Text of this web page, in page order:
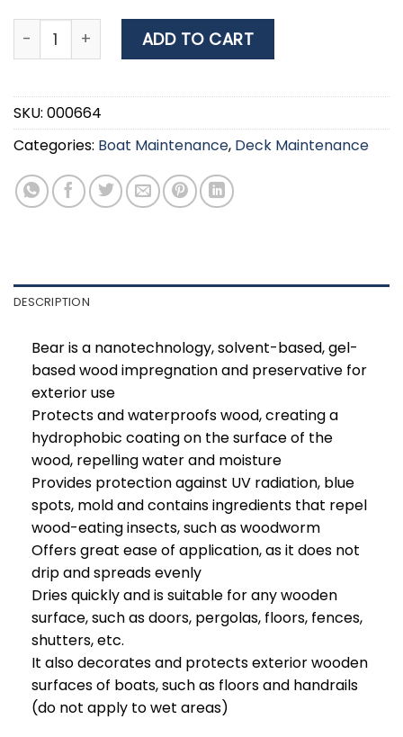
BEAR ΒΕΡΝΙΚΙ ΕΜΠΟΤΙΣΜΟΥ GEL ΤΕΑΚ 750 ML quantity
ADD TO CART
SKU: 000664
Categories: Boat Maintenance, Deck Maintenance
DESCRIPTION
Bear is a nanotechnology, solvent-based, gel-
based wood impregnation and preservative for
exterior use
Protects and waterproofs wood, creating a
hydrophobic coating on the surface of the
wood, repelling water and moisture
Provides protection against UV radiation, blue
spots, mold and contains ingredients that repel
wood-eating insects, such as woodworm
Offers great ease of application, as it does not
drip and spreads evenly
Dries quickly and is suitable for any wooden
surface, such as doors, pergolas, floors, fences,
shutters, etc.
It also decorates and protects exterior wooden
surfaces of boats, such as floors and handrails
(do not apply to wet areas)